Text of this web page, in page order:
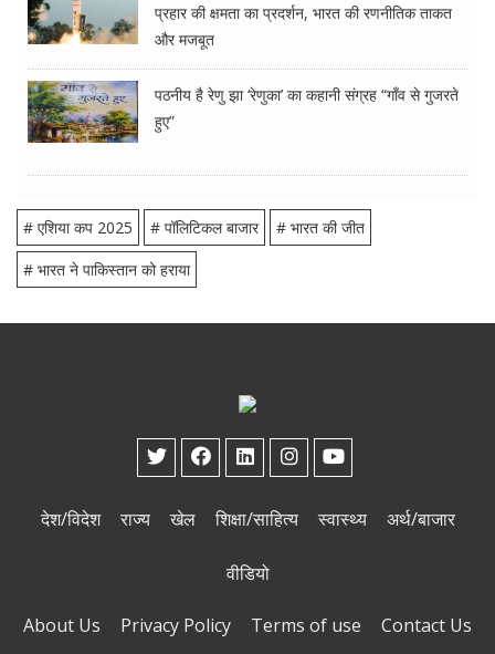
प्रहार की क्षमता का प्रदर्शन, भारत की रणनीतिक ताकत
और मजबूत
पठनीय है रेणु झा ‘रेणुका’ का कहानी संग्रह “गाँव से गुजरते
हुए”
# एशिया कप 2025 # पॉलिटिकल बाजार
# भारत की जीत
# भारत ने पाकिस्तान को हराया
देश/विदेश राज्य खेल शिक्षा/साहित्य स्वास्थ्य अर्थ/बाजार
वीडियो
About Us Privacy Policy Terms of use Contact Us